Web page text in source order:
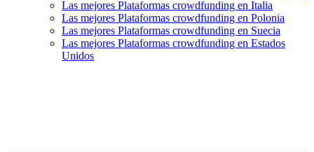
Las mejores Plataformas crowdfunding en Italia
Las mejores Plataformas crowdfunding en Polonia
Las mejores Plataformas crowdfunding en Suecia
Las mejores Plataformas crowdfunding en Estados
Unidos